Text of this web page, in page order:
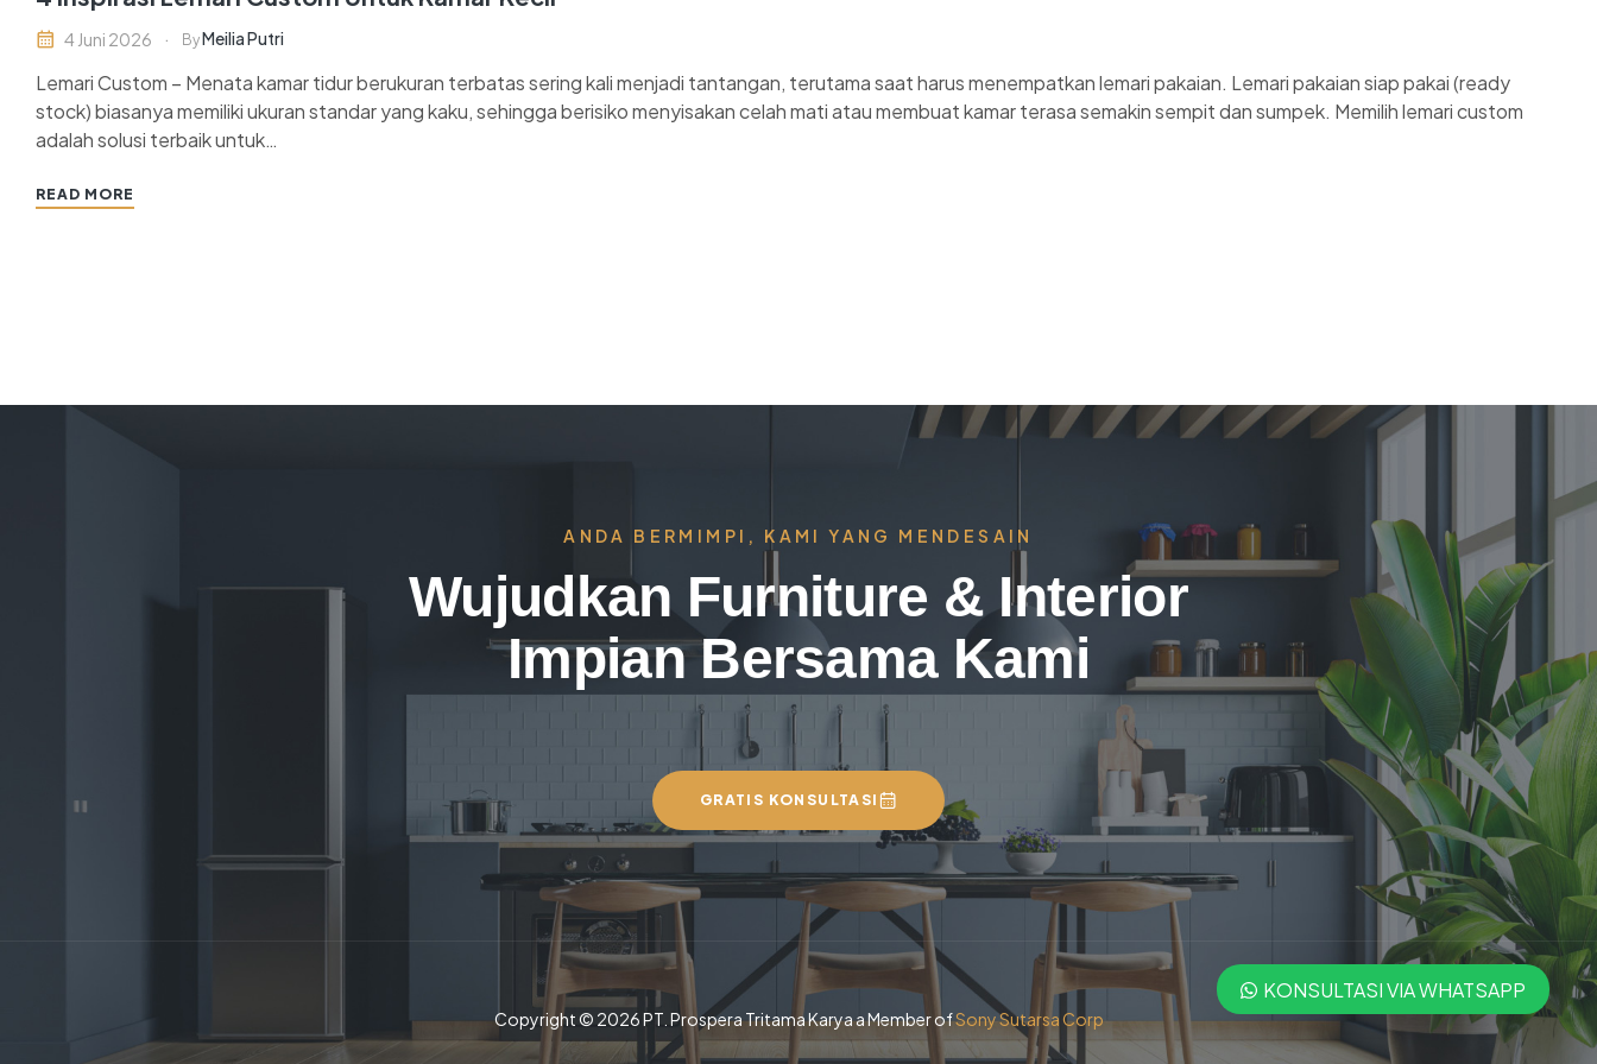
4 Juni 2026 ByMeilia Putri
Lemari Custom – Menata kamar tidur berukuran terbatas sering kali menjadi tantangan, terutama saat harus menempatkan lemari pakaian. Lemari pakaian siap pakai (ready
stock) biasanya memiliki ukuran standar yang kaku, sehingga berisiko menyisakan celah mati atau membuat kamar terasa semakin sempit dan sumpek. Memilih lemari custom
adalah solusi terbaik untuk…
READ MORE
ANDA BERMIMPI, KAMI YANG MENDESAIN
Wujudkan Furniture & Interior
Impian Bersama Kami
GRATIS KONSULTASI
Copyright © 2026 PT. Prospera Tritama Karya a Member ofSony Sutarsa Corp
KONSULTASI VIA WHATSAPP